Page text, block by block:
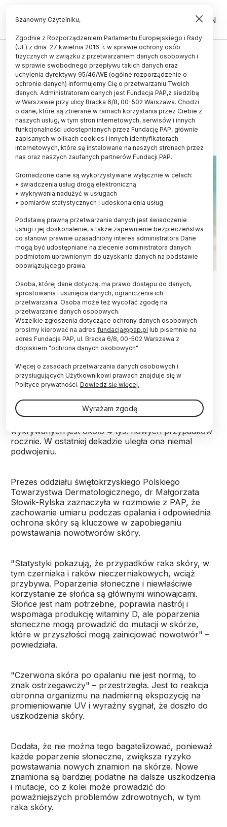
PL EN
ZDROWIE
Dermatolog: czerwona skóra po
opalaniu nie jest normą, to znak
ostrzegawczy
02.07.2024
aktualizacja: 02.07.2024
3 minuty czytania
Czerwona skóra po opalaniu nie jest normą, to
znak ostrzegawczy – powiedziała PAP dermatolog
dr Małgorzata Słowik-Rylska. Zachowanie umiaru
podczas kąpieli słonecznych i odpowiednia
ochrona ciała są kluczowe w zapobieganiu
powstawania nowotworów skóry - dodała.
Czerniak jest jednym z najczęstszych nowotworów
skóry, a jego występowanie stale rośnie. Według
danych Światowej Organizacji Zdrowia (WHO), na
całym świecie co roku diagnozuje się około 325 tys.
wykrywanych jest około 4 tys. nowych przypadków
rocznie. W ostatniej dekadzie uległa ona niemal
podwojeniu.
Prezes oddziału świętokrzyskiego Polskiego
Towarzystwa Dermatologicznego, dr Małgorzata
Słowik-Rylska zaznaczyła w rozmowie z PAP, że
zachowanie umiaru podczas opalania i odpowiednia
ochrona skóry są kluczowe w zapobieganiu
powstawania nowotworów skóry.
"Statystyki pokazują, że przypadków raka skóry, w
tym czerniaka i raków nieczerniakowych, wciąż
przybywa. Poparzenia słoneczne i niewłaściwe
korzystanie ze słońca są głównymi winowajcami.
Słońce jest nam potrzebne, poprawia nastrój i
wspomaga produkcję witaminy D, ale poparzenia
słoneczne mogą prowadzić do mutacji w skórze,
które w przyszłości mogą zainicjować nowotwór" –
powiedziała.
"Czerwona skóra po opalaniu nie jest normą, to
znak ostrzegawczy" – przestrzegła. Jest to reakcja
obronna organizmu na nadmierną ekspozycję na
promieniowanie UV i wyraźny sygnał, że doszło do
uszkodzenia skóry.
Dodała, że nie można tego bagatelizować, ponieważ
każde poparzenie słoneczne, zwiększa ryzyko
powstawania nowych znamion na skórze. Nowe
znamiona są bardziej podatne na dalsze uszkodzenia
i mutacje, co z kolei może prowadzić do
poważniejszych problemów zdrowotnych, w tym
raka skóry.
Szanowny Czytelniku,
Zgodnie z Rozporządzeniem Parlamentu Europejskiego i Rady
(UE) z dnia 27 kwietnia 2016 r. w sprawie ochrony osób
fizycznych w związku z przetwarzaniem danych osobowych i
w sprawie swobodnego przepływu takich danych oraz
uchylenia dyrektywy 95/46/WE (ogólne rozporządzenie o
ochronie danych) informujemy Cię o przetwarzaniu Twoich
danych. Administratorem danych jest Fundacja PAP,z siedzibą
w Warszawie przy ulicy Bracka 6/8, 00-502 Warszawa. Chodzi
o dane, które są zbierane w ramach korzystania przez Ciebie z
naszych usług, w tym stron internetowych, serwisów i innych
funkcjonalności udostępnianych przez Fundację PAP, głównie
zapisanych w plikach cookies i innych identyfikatorach
internetowych, które są instalowane na naszych stronach przez
nas oraz naszych zaufanych partnerów Fundacji PAP.
Gromadzone dane są wykorzystywane wyłącznie w celach:
• świadczenia usług drogą elektroniczną
• wykrywania nadużyć w usługach
• pomiarów statystycznych i udoskonalenia usług
Podstawą prawną przetwarzania danych jest świadczenie
usługi i jej doskonalenie, a także zapewnienie bezpieczeństwa
co stanowi prawnie uzasadniony interes administratora Dane
mogą być udostępniane na zlecenie administratora danych
podmiotom uprawnionym do uzyskania danych na podstawie
obowiązującego prawa.
Osoba, której dane dotyczą, ma prawo dostępu do danych,
sprostowania i usunięcia danych, ograniczenia ich
przetwarzania. Osoba może też wycofać zgodę na
przetwarzanie danych osobowych.
Wszelkie zgłoszenia dotyczące ochrony danych osobowych
prosimy kierować na adres fundacja@pap.pl lub pisemnie na
adres Fundacja PAP, ul. Bracka 6/8, 00-502 Warszawa z
dopiskiem "ochrona danych osobowych"
Więcej o zasadach przetwarzania danych osobowych i
przysługujących Użytkownikowi prawach znajduje się w
Polityce prywatności. Dowiedz się więcej.
Wyrażam zgodę